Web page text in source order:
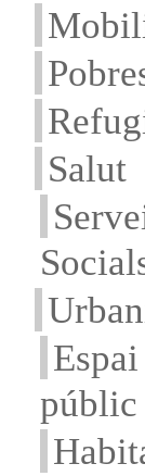
Salut
Espai
públic